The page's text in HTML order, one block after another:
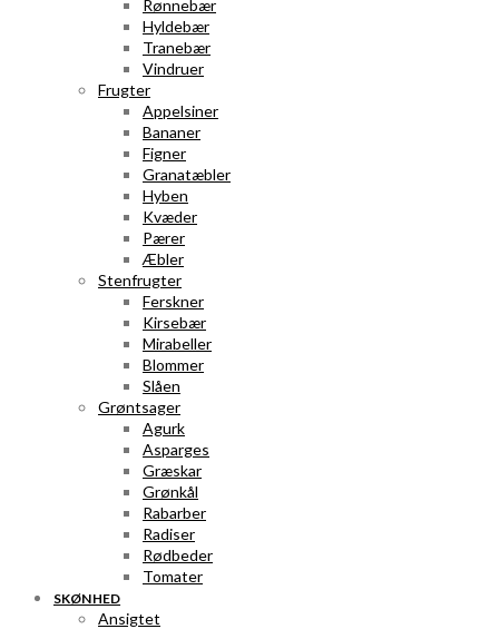
Rønnebær
Hyldebær
Tranebær
Vindruer
Frugter
Appelsiner
Bananer
Figner
Granatæbler
Hyben
Kvæder
Pærer
Æbler
Stenfrugter
Ferskner
Kirsebær
Mirabeller
Blommer
Slåen
Grøntsager
Agurk
Asparges
Græskar
Grønkål
Rabarber
Radiser
Rødbeder
Tomater
SKØNHED
Ansigtet